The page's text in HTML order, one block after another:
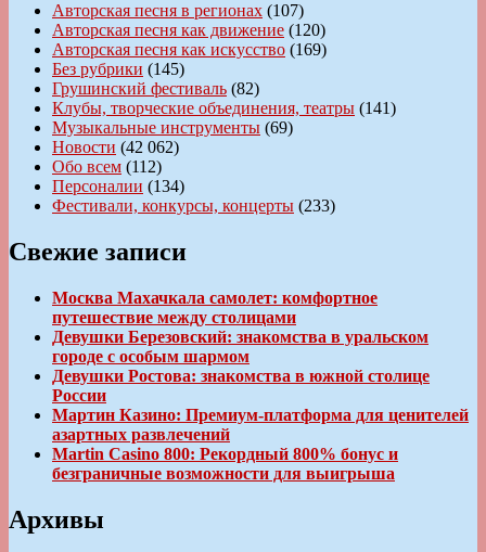
Авторская песня в регионах (107)
Авторская песня как движение (120)
Авторская песня как искусство (169)
Без рубрики (145)
Грушинский фестиваль (82)
Клубы, творческие объединения, театры (141)
Музыкальные инструменты (69)
Новости (42 062)
Обо всем (112)
Персоналии (134)
Фестивали, конкурсы, концерты (233)
Свежие записи
Москва Махачкала самолет: комфортное
путешествие между столицами
Девушки Березовский: знакомства в уральском
городе с особым шармом
Девушки Ростова: знакомства в южной столице
России
Мартин Казино: Премиум-платформа для ценителей
азартных развлечений
Martin Casino 800: Рекордный 800% бонус и
безграничные возможности для выигрыша
Архивы